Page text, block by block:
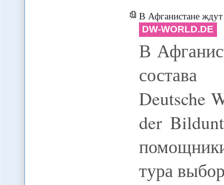
В Афганистане ждут
DW-WORLD.DE
В
состава
Deutsche
der
тура